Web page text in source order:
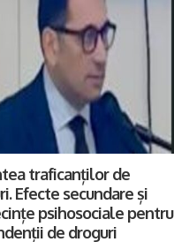
traficanților de
Efecte secundare și
psihosociale pentru
de droguri